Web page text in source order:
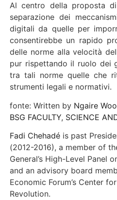
Al centro della proposta
separazione dei
digitali da quelle per
consentirebbe un rapido
delle norme alla velocità
pur rispettando il ruolo dei
tra tali norme quelle che
strumenti legali e normativi.
fonte: Written by Ngaire
BSG FACULTY, SCIENCE
Fadi Chehadé is past
(2012-2016), a member of
General’s High-Level Panel
and an advisory board
Economic Forum’s Center
Revolution.